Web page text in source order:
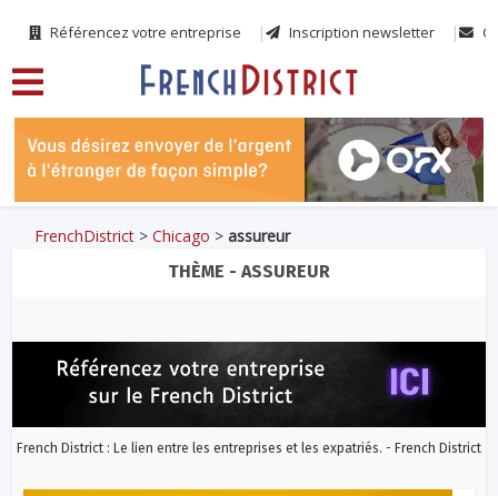
Référencez votre entreprise Inscription newsletter
FrenchDistrict >Chicago >assureur
THÈME - ASSUREUR
French District : Le lien entre les entreprises et les expatriés. - French District